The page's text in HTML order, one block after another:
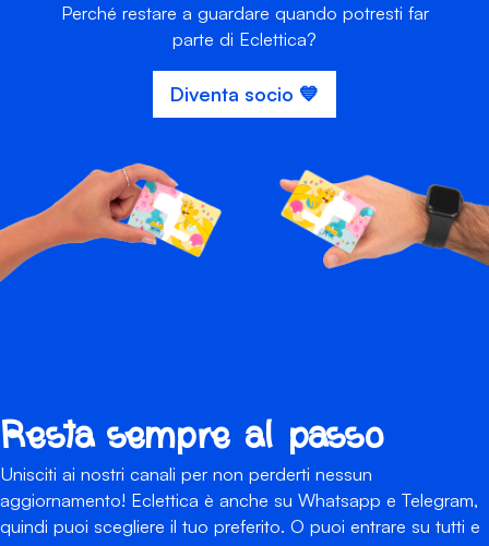
Perché restare a guardare quando potresti far
parte di Eclettica?
Diventa socio 💙
Resta sempre al passo
Unisciti ai nostri canali per non perderti nessun
aggiornamento! Eclettica è anche su Whatsapp e Telegram,
quindi puoi scegliere il tuo preferito. O puoi entrare su tutti e